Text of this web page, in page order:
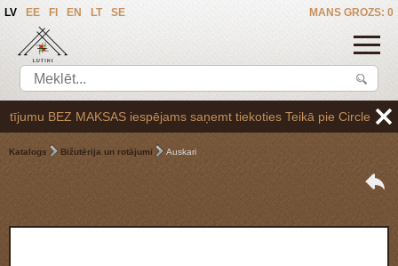
MANS GROZS: 0
LV EE FI EN LT SE
BEZ MAKSAS iespējams saņemt tiekoties Teikā pie Circle K
Katalogs Bižutērija un rotājumi Auskari